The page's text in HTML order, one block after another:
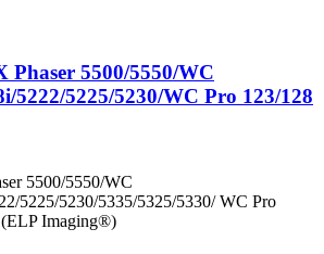
5500/5550/WC
5222/5225/5230/WC Pro 123/128
5500/5550/WC
5225/5230/5335/5325/5330/ WC Pro
Imaging®)